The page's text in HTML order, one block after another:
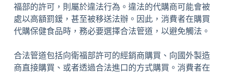
福部的許可，則屬於違法行為。違法的代購商可能會被
處以高額罰鍰，甚至被移送法辦。因此，消費者在購買
代購保健食品時，務必要選擇合法管道，以避免觸法。
合法管道包括向衛福部許可的經銷商購買、向國外製造
商直接購買、或者透過合法進口的方式購買。消費者在